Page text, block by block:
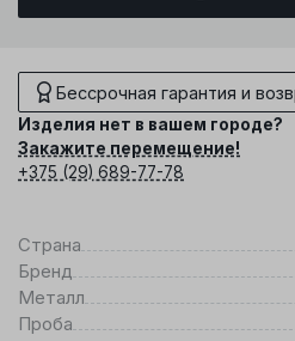
Бессрочная гарантия и
Изделия нет в вашем городе?
Закажите перемещение!
+375 (29) 689-77-78
Страна
Бренд
Металл
Проба